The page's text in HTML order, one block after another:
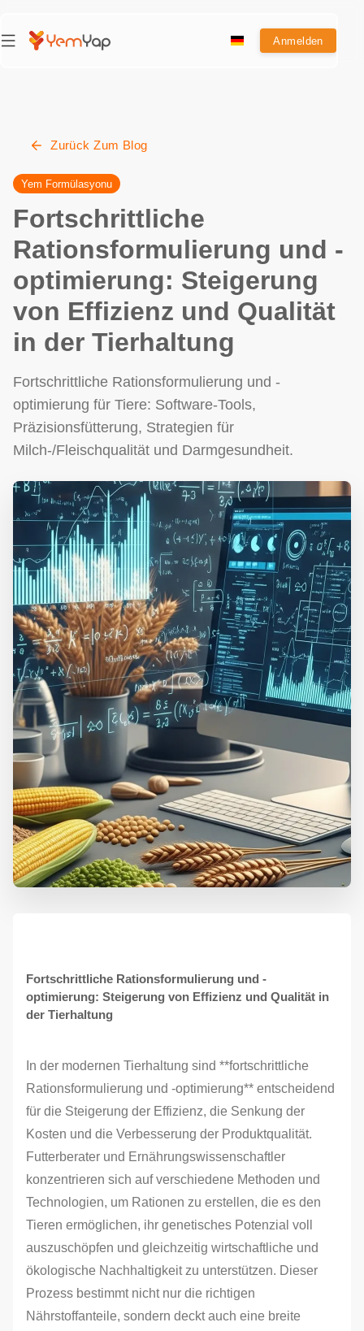
Anmelden
Zurück Zum Blog
Yem Formülasyonu
Fortschrittliche
Rationsformulierung und -
optimierung: Steigerung
von Effizienz und Qualität
in der Tierhaltung
Fortschrittliche Rationsformulierung und -
optimierung für Tiere: Software-Tools,
Präzisionsfütterung, Strategien für
Milch-/Fleischqualität und Darmgesundheit.
Fortschrittliche Rationsformulierung und -
optimierung: Steigerung von Effizienz und Qualität in
der Tierhaltung
In der modernen Tierhaltung sind **fortschrittliche
Rationsformulierung und -optimierung** entscheidend
für die Steigerung der Effizienz, die Senkung der
Kosten und die Verbesserung der Produktqualität.
Futterberater und Ernährungswissenschaftler
konzentrieren sich auf verschiedene Methoden und
Technologien, um Rationen zu erstellen, die es den
Tieren ermöglichen, ihr genetisches Potenzial voll
auszuschöpfen und gleichzeitig wirtschaftliche und
ökologische Nachhaltigkeit zu unterstützen. Dieser
Prozess bestimmt nicht nur die richtigen
Nährstoffanteile, sondern deckt auch eine breite